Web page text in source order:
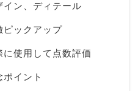
イン、ディテール
ピックアップ
使用して点数評価
イント